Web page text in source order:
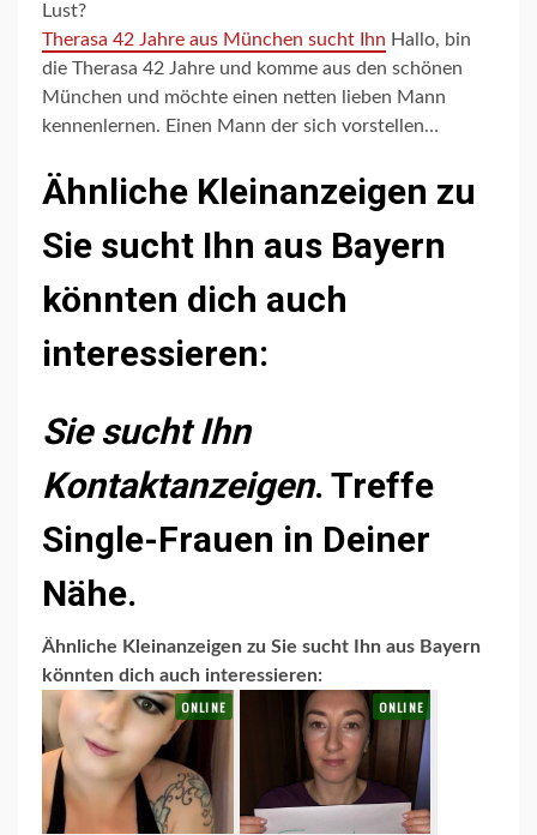
Lust?
Therasa 42 Jahre aus München sucht Ihn Hallo, bin
die Therasa 42 Jahre und komme aus den schönen
München und möchte einen netten lieben Mann
kennenlernen. Einen Mann der sich vorstellen…
Ähnliche Kleinanzeigen zu
Sie sucht Ihn aus Bayern
könnten dich auch
interessieren:
Sie sucht Ihn
Kontaktanzeigen. Treffe
Single-Frauen in Deiner
Nähe.
Ähnliche Kleinanzeigen zu Sie sucht Ihn aus Bayern
könnten dich auch interessieren: